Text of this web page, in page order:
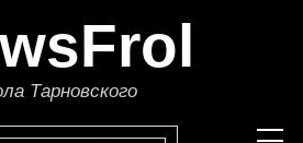
Тарновского